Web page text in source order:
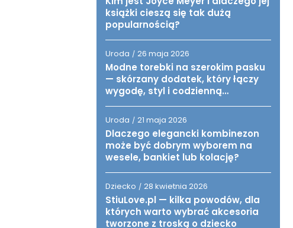
książki cieszą się tak dużą
popularnością?
Uroda / 26 maja 2026
Modne torebki na szerokim pasku
— skórzany dodatek, który łączy
wygodę, styl i codzienną
Uroda / 21 maja 2026
Dlaczego elegancki kombinezon
może być dobrym wyborem na
wesele, bankiet lub kolację?
Dziecko / 28 kwietnia 2026
StiuLove.pl — kilka powodów, dla
których warto wybrać akcesoria
tworzone z troską o dziecko